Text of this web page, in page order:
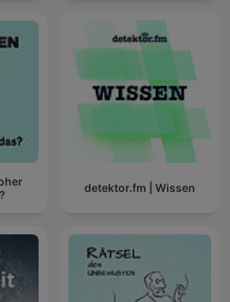
detektor.fm | Wissen